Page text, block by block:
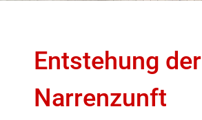
Entstehung der
Narrenzunft